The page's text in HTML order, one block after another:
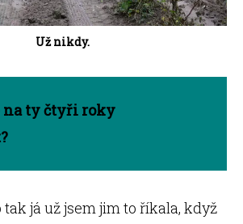
Už nikdy.
na ty čtyři roky
?
já už jsem jim to říkala, když